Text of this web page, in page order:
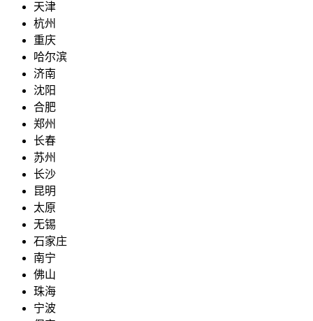
天津
杭州
重庆
哈尔滨
济南
沈阳
合肥
郑州
长春
苏州
长沙
昆明
太原
无锡
石家庄
南宁
佛山
珠海
宁波